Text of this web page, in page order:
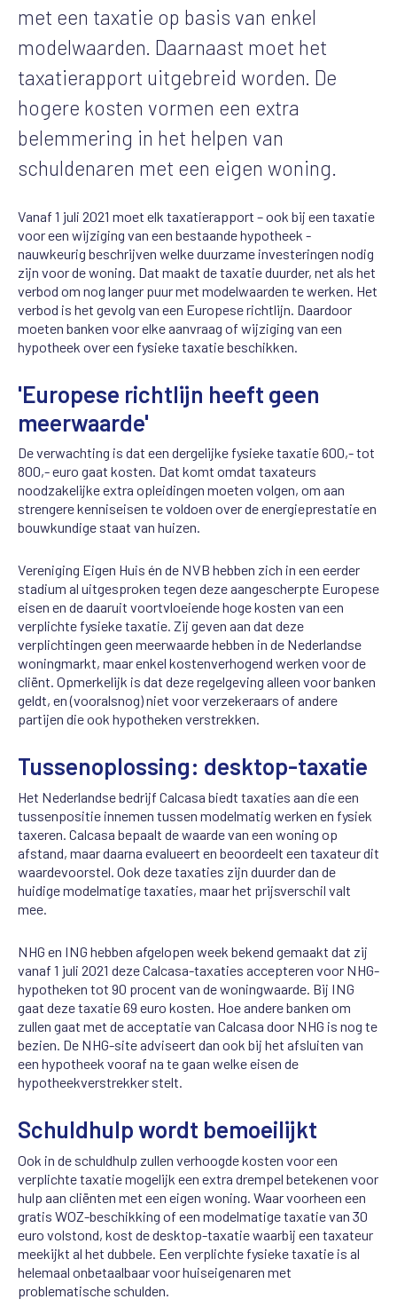
met een taxatie op basis van enkel
modelwaarden. Daarnaast moet het
taxatierapport uitgebreid worden. De
hogere kosten vormen een extra
belemmering in het helpen van
schuldenaren met een eigen woning.
Vanaf 1 juli 2021 moet elk taxatierapport – ook bij een taxatie
voor een wijziging van een bestaande hypotheek -
nauwkeurig beschrijven welke duurzame investeringen nodig
zijn voor de woning. Dat maakt de taxatie duurder, net als het
verbod om nog langer puur met modelwaarden te werken. Het
verbod is het gevolg van een Europese richtlijn. Daardoor
moeten banken voor elke aanvraag of wijziging van een
hypotheek over een fysieke taxatie beschikken.
'Europese richtlijn heeft geen
meerwaarde'
De verwachting is dat een dergelijke fysieke taxatie 600,- tot
800,- euro gaat kosten. Dat komt omdat taxateurs
noodzakelijke extra opleidingen moeten volgen, om aan
strengere kenniseisen te voldoen over de energieprestatie en
bouwkundige staat van huizen.
Vereniging Eigen Huis én de NVB hebben zich in een eerder
stadium al uitgesproken tegen deze aangescherpte Europese
eisen en de daaruit voortvloeiende hoge kosten van een
verplichte fysieke taxatie. Zij geven aan dat deze
verplichtingen geen meerwaarde hebben in de Nederlandse
woningmarkt, maar enkel kostenverhogend werken voor de
cliënt. Opmerkelijk is dat deze regelgeving alleen voor banken
geldt, en (vooralsnog) niet voor verzekeraars of andere
partijen die ook hypotheken verstrekken.
Tussenoplossing: desktop-taxatie
Het Nederlandse bedrijf Calcasa biedt taxaties aan die een
tussenpositie innemen tussen modelmatig werken en fysiek
taxeren. Calcasa bepaalt de waarde van een woning op
afstand, maar daarna evalueert en beoordeelt een taxateur dit
waardevoorstel. Ook deze taxaties zijn duurder dan de
huidige modelmatige taxaties, maar het prijsverschil valt
mee.
NHG en ING hebben afgelopen week bekend gemaakt dat zij
vanaf 1 juli 2021 deze Calcasa-taxaties accepteren voor NHG-
hypotheken tot 90 procent van de woningwaarde. Bij ING
gaat deze taxatie 69 euro kosten. Hoe andere banken om
zullen gaat met de acceptatie van Calcasa door NHG is nog te
bezien. De NHG-site adviseert dan ook bij het afsluiten van
een hypotheek vooraf na te gaan welke eisen de
hypotheekverstrekker stelt.
Schuldhulp wordt bemoeilijkt
Ook in de schuldhulp zullen verhoogde kosten voor een
verplichte taxatie mogelijk een extra drempel betekenen voor
hulp aan cliënten met een eigen woning. Waar voorheen een
gratis WOZ-beschikking of een modelmatige taxatie van 30
euro volstond, kost de desktop-taxatie waarbij een taxateur
meekijkt al het dubbele. Een verplichte fysieke taxatie is al
helemaal onbetaalbaar voor huiseigenaren met
problematische schulden.